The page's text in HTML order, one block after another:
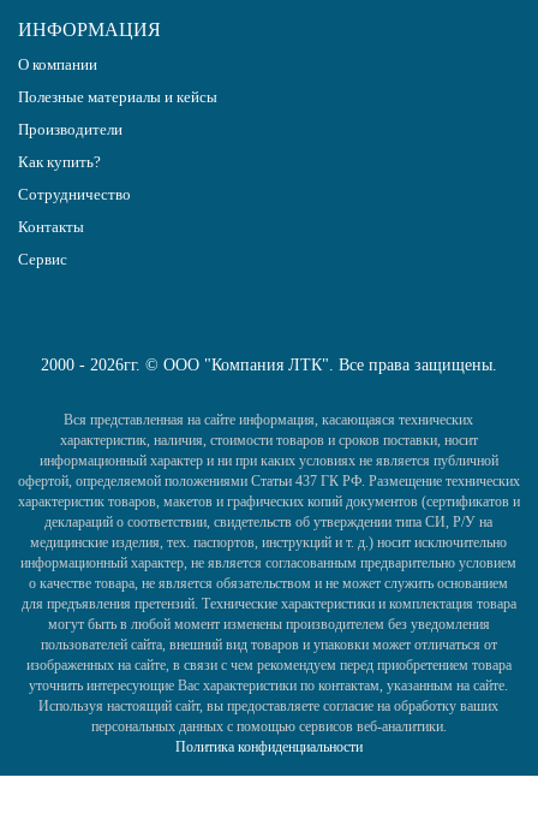
ИНФОРМАЦИЯ
О компании
Полезные материалы и кейсы
Производители
Как купить?
Сотрудничество
Контакты
Сервис
2000 - 2026гг. © ООО "Компания ЛТК". Все права защищены.
Вся представленная на сайте информация, касающаяся технических
характеристик, наличия, стоимости товаров и сроков поставки, носит
информационный характер и ни при каких условиях не является публичной
офертой, определяемой положениями Статьи 437 ГК РФ. Размещение технических
характеристик товаров, макетов и графических копий документов (сертификатов и
деклараций о соответствии, свидетельств об утверждении типа СИ, Р/У на
медицинские изделия, тех. паспортов, инструкций и т. д.) носит исключительно
информационный характер, не является согласованным предварительно условием
о качестве товара, не является обязательством и не может служить основанием
для предъявления претензий. Технические характеристики и комплектация товара
могут быть в любой момент изменены производителем без уведомления
пользователей сайта, внешний вид товаров и упаковки может отличаться от
изображенных на сайте, в связи с чем рекомендуем перед приобретением товара
уточнить интересующие Вас характеристики по контактам, указанным на сайте.
Используя настоящий сайт, вы предоставляете согласие на обработку ваших
персональных данных с помощью сервисов веб-аналитики.
Политика конфиденциальности